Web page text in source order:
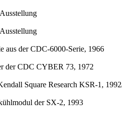
aus der CDC-6000-Serie, 1966
der CDC CYBER 73, 1972
Square Research KSR-1,
der SX-2, 1993